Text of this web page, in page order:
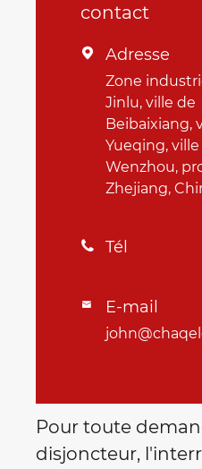
contact
 Adresse
Zone
Jinlu, ville de
Beibaixiang,
Yueqing, ville
Wenzhou,
Zhejiang,
 Tél
 E-mail
Pour toute
disjoncteur,